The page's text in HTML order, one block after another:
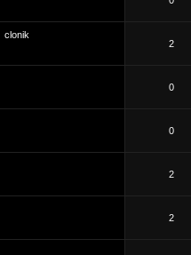
clonik
2
0
0
2
2